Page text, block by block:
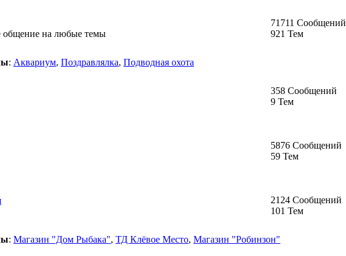
общение на любые темы
71711 Сообщений
921 Тем
: Аквариум, Поздравлялка, Подводная охота
358 Сообщений
9 Тем
5876 Сообщений
59 Тем
2124 Сообщений
101 Тем
: Магазин "Дом Рыбака", ТД Клёвое Место, Магазин "Робинзон"